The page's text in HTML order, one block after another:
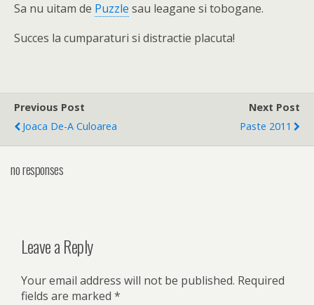
Sa nu uitam de Puzzle sau leagane si tobogane.
Succes la cumparaturi si distractie placuta!
Previous Post
Joaca De-A Culoarea
Next Post
Paste 2011
no responses
Leave a Reply
Your email address will not be published. Required
fields are marked *